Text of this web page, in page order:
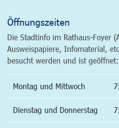
Öffnungszeiten
Die Stadtinfo im Rathaus-Foyer
Ausweispapiere, Infomaterial,
besucht werden und ist geöffnet:
Montag und Mittwoch
Dienstag und Donnerstag